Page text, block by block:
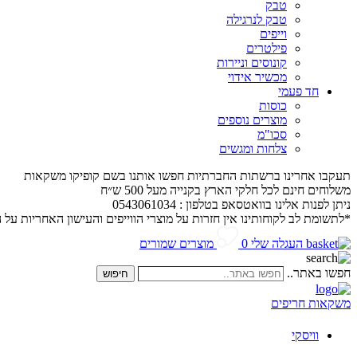
טבק
טבק לנרגילה
וייפים
פילטרים
קונוסים וניירות
מכשיר אידוי
חד פעמי
כוסות
מוצרים נוספים
סכו"מ
צלחות ומגשים
תעקבו אחרינו ברשתות החברתיות חפשו אותנו בשם קופיקו משקאות
משלוחים חינם לכל חלקי הארץ בקנייה מעל 500 ש״ח
ניתן לפנות אלינו בוואטסאפ בטלפון : 0543061034
*לתשומת לב לקוחותינו אין חזרות על מוצרי הווייפים והעישון האחריות
העגלה שלי 0 מוצרים שמורים
חפשו באתר.. חיפוש
משקאות חריפים
וויסקי